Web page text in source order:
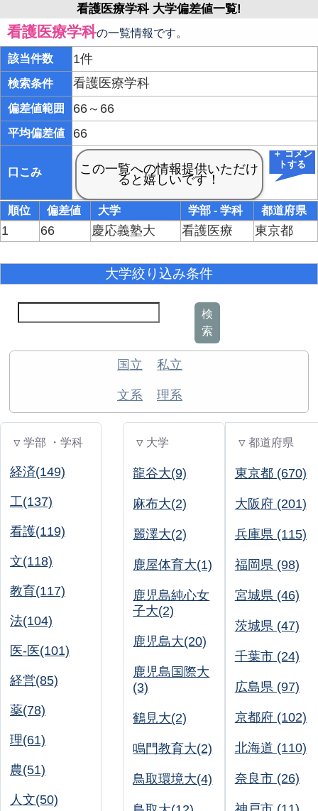
看護医療学科 大学偏差値一覧!
看護医療学科の一覧情報です。
該当件数 1件
検索条件 看護医療学科
偏差値範囲 66～66
平均偏差値 66
口こみ
＋ コメン
トする
順位 偏差値 大学 学部 - 学科 都道府県
1 66 慶応義塾大 看護医療 東京都
大学絞り込み条件
検
索
国立 私立
文系 理系
▽ 学部 ・学科
経済(149)
工(137)
看護(119)
文(118)
教育(117)
法(104)
医-医(101)
経営(85)
薬(78)
理(61)
農(51)
人文(50)
▽ 大学
龍谷大(9)
麻布大(2)
麗澤大(2)
鹿屋体育大(1)
鹿児島純心女
子大(2)
鹿児島大(20)
鹿児島国際大
(3)
鶴見大(2)
鳴門教育大(2)
鳥取環境大(4)
▽ 都道府県
東京都 (670)
大阪府 (201)
兵庫県 (115)
福岡県 (98)
宮城県 (46)
茨城県 (47)
千葉市 (24)
広島県 (97)
京都府 (102)
北海道 (110)
奈良市 (26)